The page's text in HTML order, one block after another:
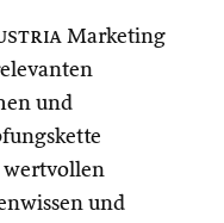
Marketing
und
wertvollen
und